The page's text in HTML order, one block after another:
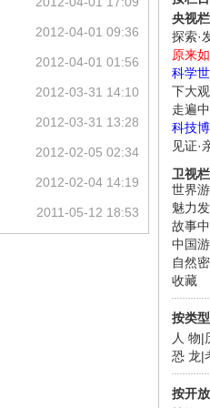
央视
探索·
原来
科学
下大观
走遍
科技
见证·
卫视
世界游
魅力
故事
中国游
自然
收藏
按类型
人 物|
恐 龙|
按开
2012-04-01 09:36
2012-04-01 01:56
2012-03-31 14:10
2012-03-31 13:28
2012-02-05 02:34
2012-02-04 14:19
2011-05-12 18:53